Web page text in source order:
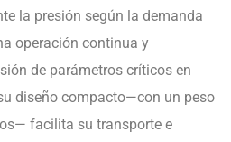
la presión según la demanda
operación continua y
de parámetros críticos en
diseño compacto—con un peso
facilita su transporte e